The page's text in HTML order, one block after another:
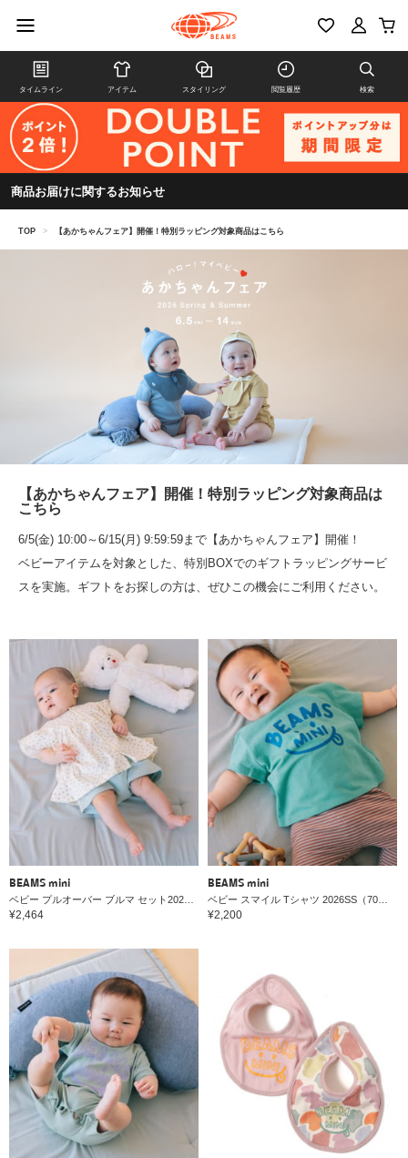
タイムライン アイテム スタイリング 閲覧履歴 検索
商品お届けに関するお知らせ
TOP > 【あかちゃんフェア】開催！特別ラッピング対象商品はこちら
【あかちゃんフェア】開催！特別ラッピング対象商品は
こちら
6/5(金) 10:00～6/15(月) 9:59:59まで【あかちゃんフェア】開催！
ベビーアイテムを対象とした、特別BOXでのギフトラッピングサービ
スを実施。ギフトをお探しの方は、ぜひこの機会にご利用ください。
BEAMS mini
¥2,464
BEAMS mini
¥2,200